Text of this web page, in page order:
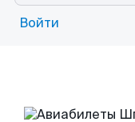
Войти